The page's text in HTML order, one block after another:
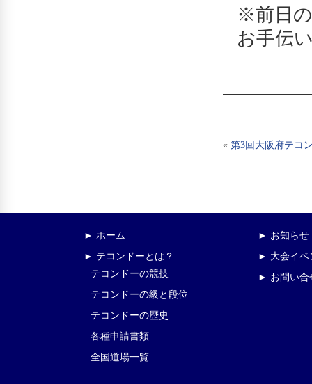
※前日
お手伝
« 第3回大阪府テコ
► ホーム
► テコンドーとは？
テコンドーの競技
テコンドーの級と段位
テコンドーの歴史
各種申請書類
全国道場一覧
► お知らせ
► 大会イベ
► お問い合